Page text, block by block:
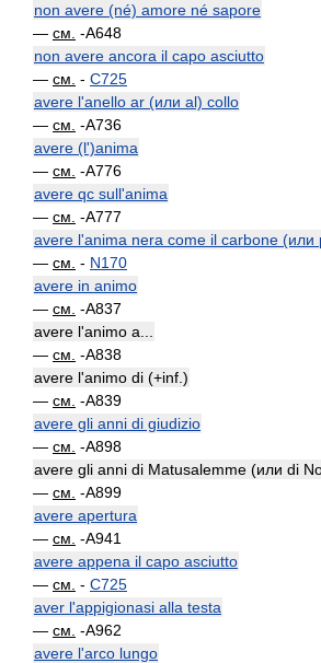
non avere (né) amore né sapore
— см. -A648
non avere ancora il capo asciutto
— см. - C725
avere l'anello ar (или al) collo
— см. -A736
avere (l')anima
— см. -A776
avere qc sull'anima
— см. -A777
avere l'anima nera come il carbone (или
— см. - N170
avere in animo
— см. -A837
avere l'animo a...
— см. -A838
avere l'animo di (+inf.)
— см. -A839
avere gli anni di giudizio
— см. -A898
avere gli anni di Matusalemme (или di
— см. -A899
avere apertura
— см. -A941
avere appena il capo asciutto
— см. - C725
aver l'appigionasi alla testa
— см. -A962
avere l'arco lungo